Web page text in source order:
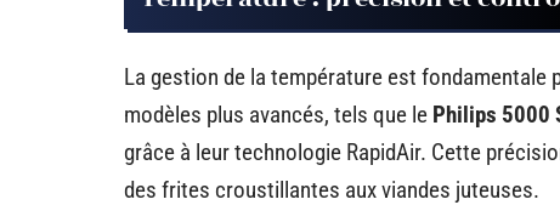
La gestion de la température est
modèles plus avancés, tels que le Philips 5000
grâce à leur technologie RapidAir. Cette
des frites croustillantes aux viandes juteuses.